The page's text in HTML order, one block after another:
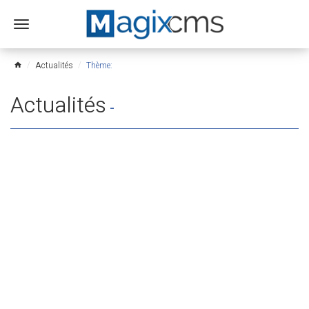
Ouvrir
menu
home Actualités Thème:
Actualités -